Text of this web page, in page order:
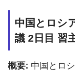
中国とロシ
議 2日目 習
概要: 中国とロ